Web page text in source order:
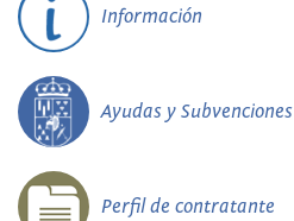
Información
Ayudas y Subvenciones
Perfil de contratante